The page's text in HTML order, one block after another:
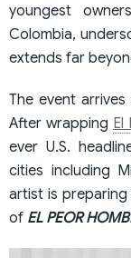
youngest
Colombia,
extends far
The event
After wrapping El
ever U.S.
cities including
artist is
of EL PEOR